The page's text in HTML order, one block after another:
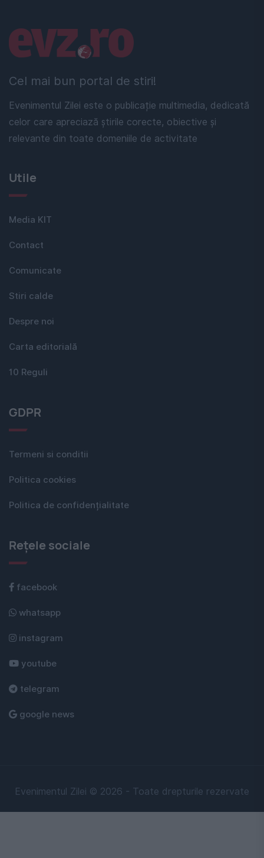
Cel mai bun portal de stiri!
Evenimentul Zilei este o publicație multimedia, dedicată
celor care apreciază știrile corecte, obiective și
relevante din toate domeniile de activitate
Linkuri utile
Utile
Media KIT
Contact
Comunicate
Stiri calde
Despre noi
Carta editorială
10 Reguli
GDPR
Termeni si conditii
Politica cookies
Politica de confidențialitate
Rețele sociale
facebook
whatsapp
instagram
youtube
telegram
google news
Evenimentul Zilei © 2026 - Toate drepturile rezervate